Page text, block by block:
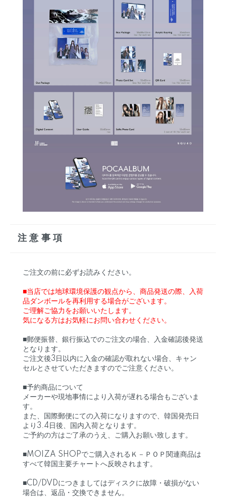
注意事項
ご注文の前に必ずお読みください。
■当店では地球環境保護の観点から、商品発送の際、入荷
品ダンボールを再利用する場合がございます。
ご理解ご協力をお願いいたします。
気になる方はお気軽にお問い合わせください。
■郵便振替、銀行振込でのご注文の場合、入金確認後発送
となります。
ご注文後3日以内に入金の確認が取れない場合、キャン
セルとさせていただきますのでご注意ください。
■予約商品について
メーカーや現地事情により入荷が遅れる場合もございま
す。
また、国際郵便にての入荷になりますので、韓国発売日
より3.4日後、国内入荷となります。
ご予約の方はご了承のうえ、ご購入お願い致します。
■MOIZA SHOPでご購入されるＫ－ＰＯＰ関連商品は
すべて韓国主要チャートへ反映されます。
■CD/DVDにつきましてはディスクに故障・破損がない
場合は、返品・交換できません。